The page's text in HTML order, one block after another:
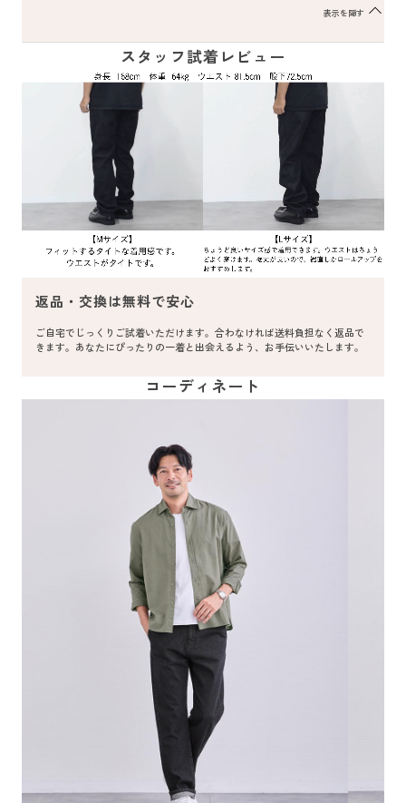
表示を隠す
スタッフ試着レビュー
返品・交換は無料で安心
ご自宅でじっくりご試着いただけます。合わなければ送料負担なく返品で
きます。あなたにぴったりの一着と出会えるよう、お手伝いいたします。
コーディネート